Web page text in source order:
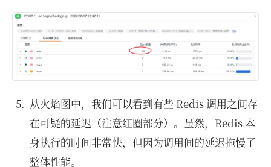
从火焰图中，我们可以看到有些 Redis 调用之间存
在可疑的延迟（注意红圈部分）。虽然，Redis 本
身执行的时间非常快，但因为调用间的延迟拖慢了
整体性能。